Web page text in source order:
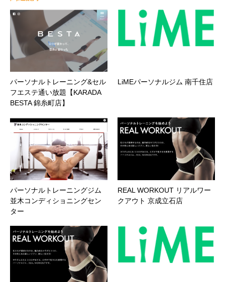
パーソナルトレーニング&セル
フエステ通い放題【KARADA
BESTA 錦糸町店】
LiMEパーソナルジム 南千住店
パーソナルトレーニングジム
並木コンディショニングセン
ター
REAL WORKOUT リアルワー
クアウト 京成立石店